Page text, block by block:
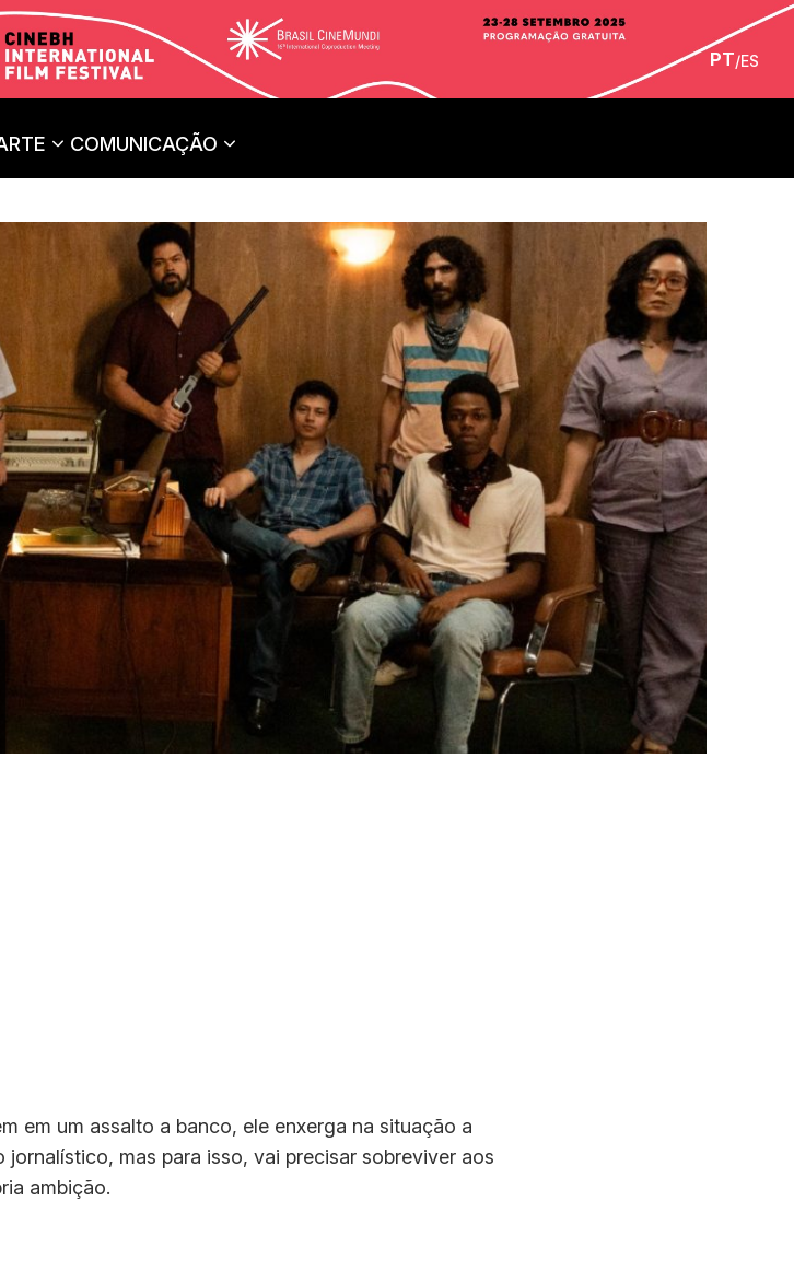
PT/ES
COMUNICAÇÃO
em um assalto a banco, ele enxerga na situação a
mas para isso, vai precisar sobreviver aos
ambição.